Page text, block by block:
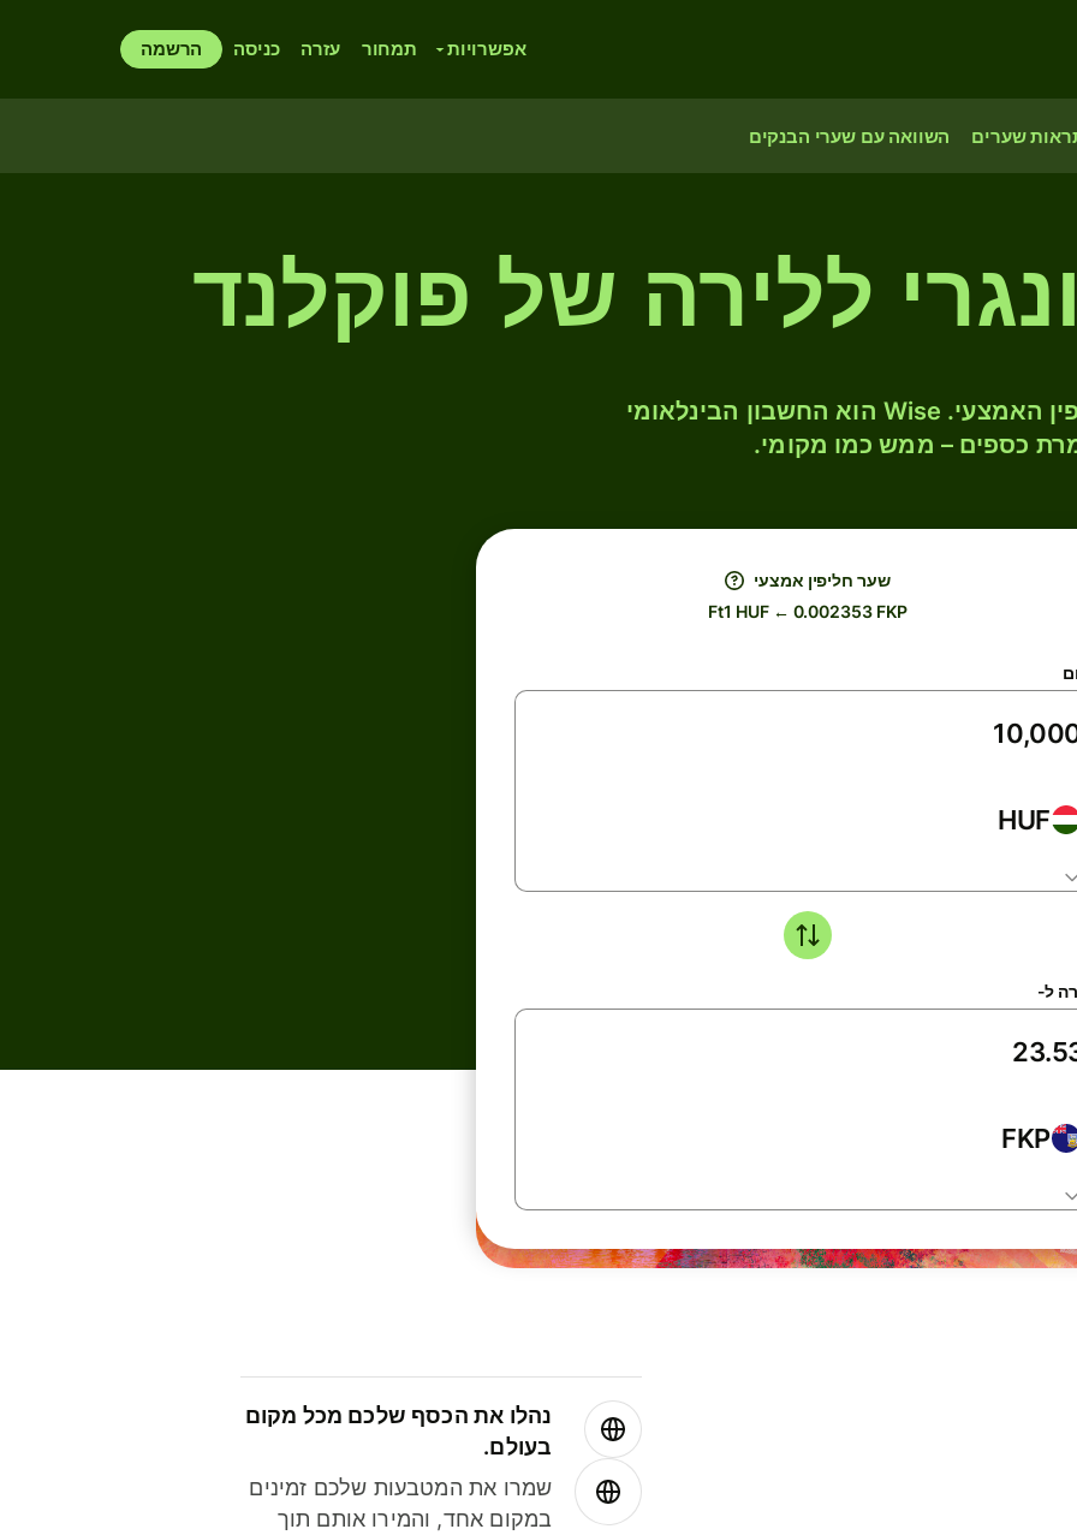
אפשרויות תמחור עזרה כניסה הרשמה
שערים השוואה עם שערי הבנקים
ללירה של פוקלנד
המירו HUF ל- FKP לפי שער החליפין האמצעי. Wise הוא החשבון הבינלאומי
כספים – ממש כמו מקומי.
שער חליפין אמצעי
Ft1 HUF ← 0.002353 FKP
HUF
ל-
FKP
נהלו את הכסף שלכם מכל מקום
בעולם.
שמרו את המטבעות שלכם זמינים
במקום אחד, והמירו אותם תוך